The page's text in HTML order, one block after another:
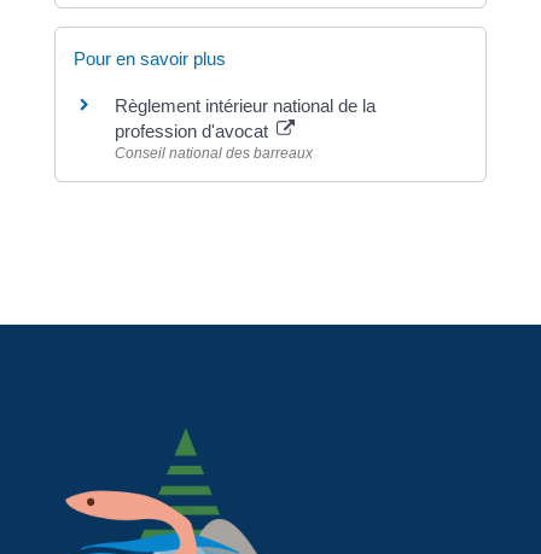
Pour en savoir plus
Règlement intérieur national de la
profession d'avocat
Conseil national des barreaux